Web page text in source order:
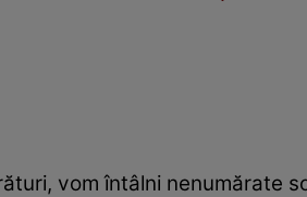
vom întâlni nenumărate